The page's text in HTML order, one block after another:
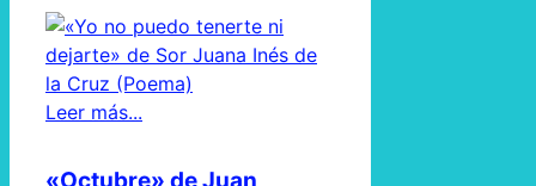
Leer más...
«Octubre» de Juan